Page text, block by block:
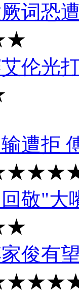
词恐
伦光
遭拒
敬"大
俊有